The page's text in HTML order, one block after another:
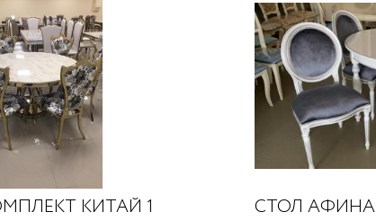
КИТАЙ 1 СТОЛ АФИНА